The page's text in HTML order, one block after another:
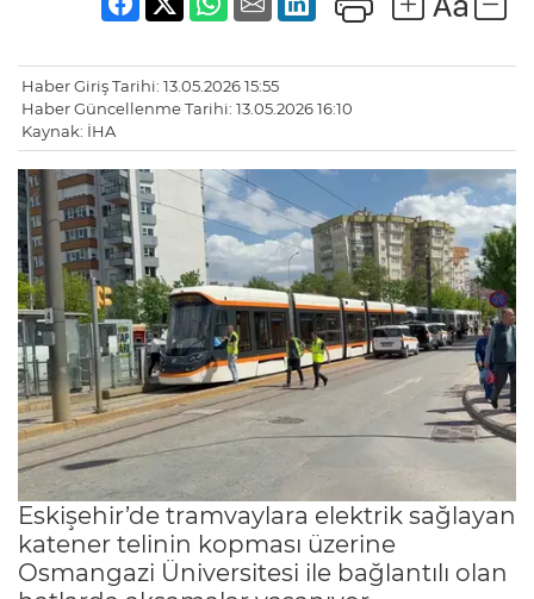
Haber Giriş Tarihi: 13.05.2026 15:55
Haber Güncellenme Tarihi: 13.05.2026 16:10
Kaynak: İHA
Eskişehir’de tramvaylara elektrik sağlayan
katener telinin kopması üzerine
Osmangazi Üniversitesi ile bağlantılı olan